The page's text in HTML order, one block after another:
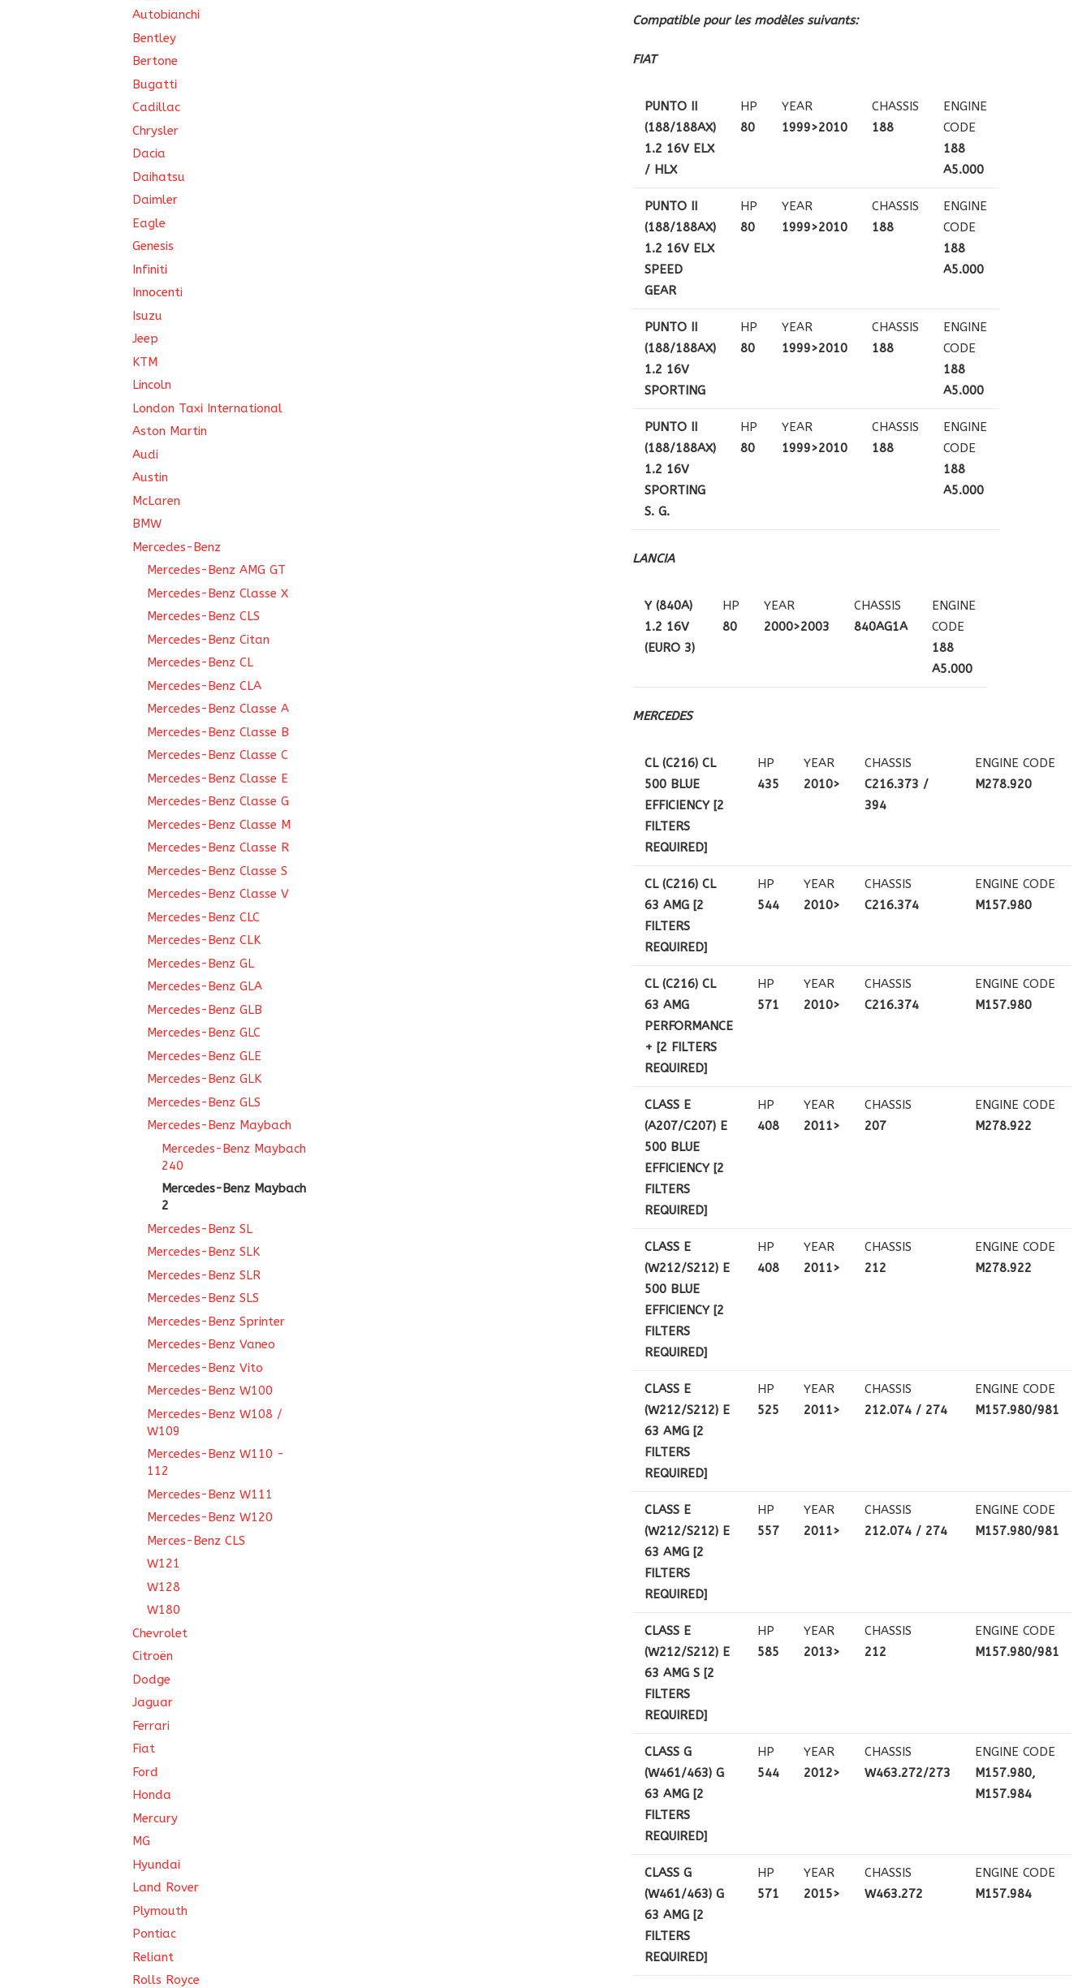
Compatible pour les modèles suivants:
FIAT
PUNTO II
(188/188AX)
1.2 16V ELX
/ HLX
HP
80
YEAR
1999>2010
CHASSIS
188
ENGINE
CODE
188
A5.000
PUNTO II
(188/188AX)
1.2 16V ELX
SPEED
GEAR
HP
80
YEAR
1999>2010
CHASSIS
188
ENGINE
CODE
188
A5.000
PUNTO II
(188/188AX)
1.2 16V
SPORTING
HP
80
YEAR
1999>2010
CHASSIS
188
ENGINE
CODE
188
A5.000
PUNTO II
(188/188AX)
1.2 16V
SPORTING
S. G.
HP
80
YEAR
1999>2010
CHASSIS
188
ENGINE
CODE
188
A5.000
LANCIA
Y (840A)
1.2 16V
(EURO 3)
HP
80
YEAR
2000>2003
CHASSIS
840AG1A
ENGINE
CODE
188
A5.000
MERCEDES
CL (C216) CL
500 BLUE
EFFICIENCY [2
FILTERS
REQUIRED]
HP
435
YEAR
2010>
CHASSIS
C216.373 /
394
ENGINE CODE
M278.920
CL (C216) CL
63 AMG [2
FILTERS
REQUIRED]
HP
544
YEAR
2010>
CHASSIS
C216.374
ENGINE CODE
M157.980
CL (C216) CL
63 AMG
PERFORMANCE
+ [2 FILTERS
REQUIRED]
HP
571
YEAR
2010>
CHASSIS
C216.374
ENGINE CODE
M157.980
CLASS E
(A207/C207) E
500 BLUE
EFFICIENCY [2
FILTERS
REQUIRED]
HP
408
YEAR
2011>
CHASSIS
207
ENGINE CODE
M278.922
CLASS E
(W212/S212) E
500 BLUE
EFFICIENCY [2
FILTERS
REQUIRED]
HP
408
YEAR
2011>
CHASSIS
212
ENGINE CODE
M278.922
CLASS E
(W212/S212) E
63 AMG [2
FILTERS
REQUIRED]
HP
525
YEAR
2011>
CHASSIS
212.074 / 274
ENGINE CODE
M157.980/981
CLASS E
(W212/S212) E
63 AMG [2
FILTERS
REQUIRED]
HP
557
YEAR
2011>
CHASSIS
212.074 / 274
ENGINE CODE
M157.980/981
CLASS E
(W212/S212) E
63 AMG S [2
FILTERS
REQUIRED]
HP
585
YEAR
2013>
CHASSIS
212
ENGINE CODE
M157.980/981
CLASS G
(W461/463) G
63 AMG [2
FILTERS
REQUIRED]
HP
544
YEAR
2012>
CHASSIS
W463.272/273
ENGINE CODE
M157.980,
M157.984
CLASS G
(W461/463) G
63 AMG [2
FILTERS
REQUIRED]
HP
571
YEAR
2015>
CHASSIS
W463.272
ENGINE CODE
M157.984
Autobianchi
Bentley
Bertone
Bugatti
Cadillac
Chrysler
Dacia
Daihatsu
Daimler
Eagle
Genesis
Infiniti
Innocenti
Isuzu
Jeep
KTM
Lincoln
London Taxi International
Aston Martin
Audi
Austin
McLaren
BMW
Mercedes-Benz
Mercedes-Benz AMG GT
Mercedes-Benz Classe X
Mercedes-Benz CLS
Mercedes-Benz Citan
Mercedes-Benz CL
Mercedes-Benz CLA
Mercedes-Benz Classe A
Mercedes-Benz Classe B
Mercedes-Benz Classe C
Mercedes-Benz Classe E
Mercedes-Benz Classe G
Mercedes-Benz Classe M
Mercedes-Benz Classe R
Mercedes-Benz Classe S
Mercedes-Benz Classe V
Mercedes-Benz CLC
Mercedes-Benz CLK
Mercedes-Benz GL
Mercedes-Benz GLA
Mercedes-Benz GLB
Mercedes-Benz GLC
Mercedes-Benz GLE
Mercedes-Benz GLK
Mercedes-Benz GLS
Mercedes-Benz Maybach
Mercedes-Benz Maybach
240
Mercedes-Benz Maybach
2
Mercedes-Benz SL
Mercedes-Benz SLK
Mercedes-Benz SLR
Mercedes-Benz SLS
Mercedes-Benz Sprinter
Mercedes-Benz Vaneo
Mercedes-Benz Vito
Mercedes-Benz W100
Mercedes-Benz W108 /
W109
Mercedes-Benz W110 -
112
Mercedes-Benz W111
Mercedes-Benz W120
Merces-Benz CLS
W121
W128
W180
Chevrolet
Citroën
Dodge
Jaguar
Ferrari
Fiat
Ford
Honda
Mercury
MG
Hyundai
Land Rover
Plymouth
Pontiac
Reliant
Rolls Royce